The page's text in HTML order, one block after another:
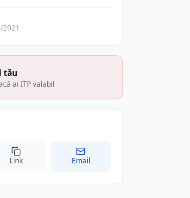
2021
tău
ai ITP valabil
Link Email